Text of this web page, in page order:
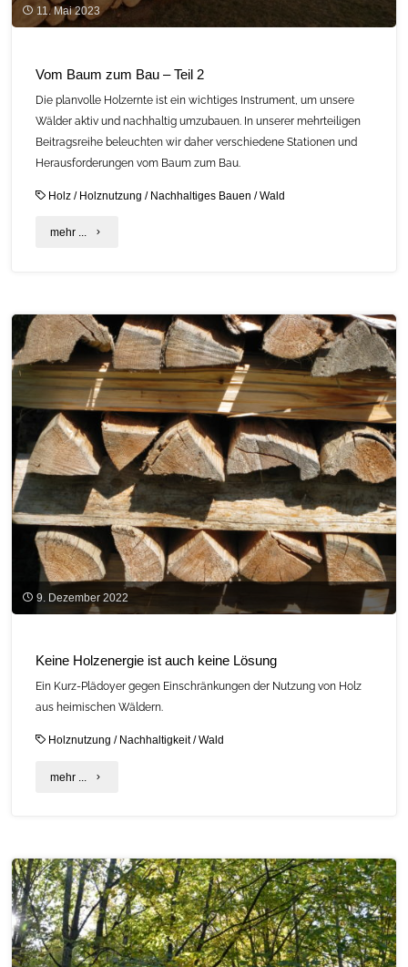
11. Mai 2023
Vom Baum zum Bau – Teil 2
Die planvolle Holzernte ist ein wichtiges Instrument, um unsere
Wälder aktiv und nachhaltig umzubauen. In unserer mehrteiligen
Beitragsreihe beleuchten wir daher verschiedene Stationen und
Herausforderungen vom Baum zum Bau.
Holz / Holznutzung / Nachhaltiges Bauen /Wald
mehr ... "Vom
Bau
–
Teil
9. Dezember 2022
Keine Holzenergie ist auch keine Lösung
Ein Kurz-Plädoyer gegen Einschränkungen der Nutzung von Holz
aus heimischen Wäldern.
Holznutzung / Nachhaltigkeit/Wald
mehr ... "Keine
auch
keine
Lösung"